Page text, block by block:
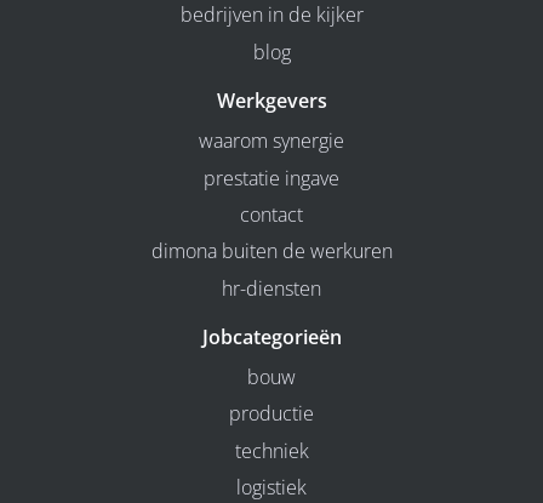
bedrijven in de kijker
blog
Werkgevers
waarom synergie
prestatie ingave
contact
dimona buiten de werkuren
hr-diensten
Jobcategorieën
bouw
productie
techniek
logistiek